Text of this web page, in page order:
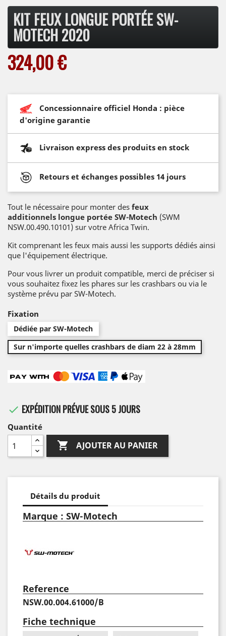
KIT FEUX LONGUE PORTÉE SW-
MOTECH 2020
324,00 €
Concessionnaire officiel Honda : pièce
d'origine garantie
Livraison express des produits en stock
Retours et échanges possibles 14 jours
Tout le nécessaire pour monter des feux
additionnels longue portée SW-Motech (SWM
NSW.00.490.10101) sur votre Africa Twin.
Kit comprenant les feux mais aussi les supports dédiés ainsi
que l'équipement électrique.
Pour vous livrer un produit compatible, merci de préciser si
vous souhaitez fixez les phares sur les crashbars ou via le
système prévu par SW-Motech.
Fixation
Dédiée par SW-Motech
Sur n'importe quelles crashbars de diam 22 à 28mm
 EXPÉDITION PRÉVUE SOUS 5 JOURS
Quantité
 AJOUTER AU PANIER
Détails du produit
Marque : SW-Motech
Reference
NSW.00.004.61000/B
Fiche technique